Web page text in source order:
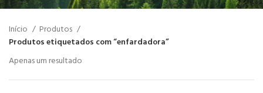
Início
Produtos
Produtos etiquetados com “enfardadora”
Apenas um resultado